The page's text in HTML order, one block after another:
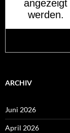
ARCHIV
Juni 2026
April 2026